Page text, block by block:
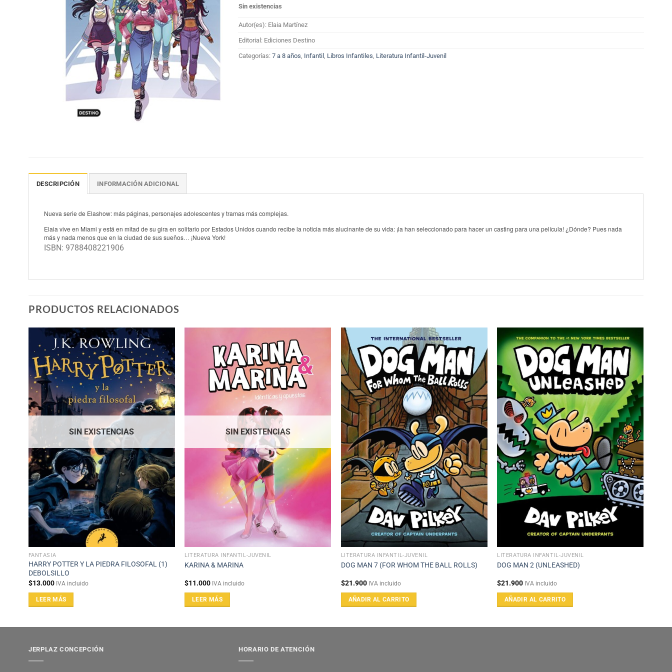
Sin existencias
Autor(es): Elaia Martínez
Editorial: Ediciones Destino
Categorías: 7 a 8 años Infantil Libros Infantiles Literatura Infantil-Juvenil
DESCRIPCIÓN INFORMACIÓN ADICIONAL
Nueva serie de Elashow: más páginas, personajes adolescentes y tramas más complejas.
Elaia vive en Miami y está en mitad de su gira en solitario por Estados Unidos cuando recibe la noticia más alucinante de su vida: ¡la han seleccionado para hacer un casting para una película! ¿Dónde? Pues nada
más y nada menos que en la ciudad de sus sueños… ¡Nueva York!
ISBN: 9788408221906
PRODUCTOS RELACIONADOS
SIN EXISTENCIAS
FANTASÍA
HARRY POTTER Y LA PIEDRA FILOSOFAL (1)
DEBOLSILLO
$13.000 IVA incluido
LEER MÁS
SIN EXISTENCIAS
LITERATURA INFANTIL-JUVENIL
KARINA & MARINA
$11.000 IVA incluido
LEER MÁS
LITERATURA INFANTIL-JUVENIL
DOG MAN 7 (FOR WHOM THE BALL ROLLS)
$21.900 IVA incluido
AÑADIR AL CARRITO
LITERATURA INFANTIL-JUVENIL
DOG MAN 2 (UNLEASHED)
$21.900 IVA incluido
AÑADIR AL CARRITO
JERPLAZ CONCEPCIÓN HORARIO DE ATENCIÓN